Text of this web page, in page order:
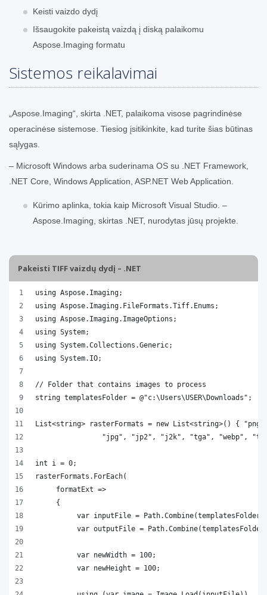
Keisti vaizdo dydį
Išsaugokite pakeistą vaizdą į diską palaikomu
Aspose.Imaging formatu
Sistemos reikalavimai
„Aspose.Imaging“, skirta .NET, palaikoma visose pagrindinėse
operacinėse sistemose. Tiesiog įsitikinkite, kad turite šias būtinas
sąlygas.
– Microsoft Windows arba suderinama OS su .NET Framework,
.NET Core, Windows Application, ASP.NET Web Application.
Kūrimo aplinka, tokia kaip Microsoft Visual Studio. –
Aspose.Imaging, skirtas .NET, nurodytas jūsų projekte.
Pakeisti TIFF vaizdų dydį – .NET